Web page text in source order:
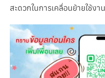
สะดวกในการเคลื่อนย้ายใช้งา